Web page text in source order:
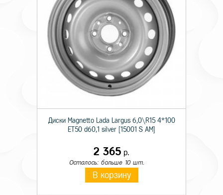
Диски Magnetto Lada Largus 6,0\R15 4*100
ET50 d60,1 silver [15001 S AM]
2 365 р.
Осталось: больше 10 шт.
В корзину